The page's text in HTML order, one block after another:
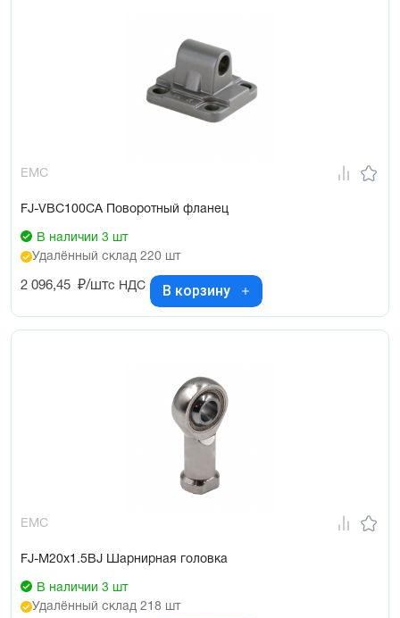
EMC
FJ-VBC100CA Поворотный фланец
В наличии 3 шт
Удалённый склад 220 шт
2 096,45 ₽/штс НДС В корзину
EMC
FJ-M20x1.5BJ Шарнирная головка
В наличии 3 шт
Удалённый склад 218 шт